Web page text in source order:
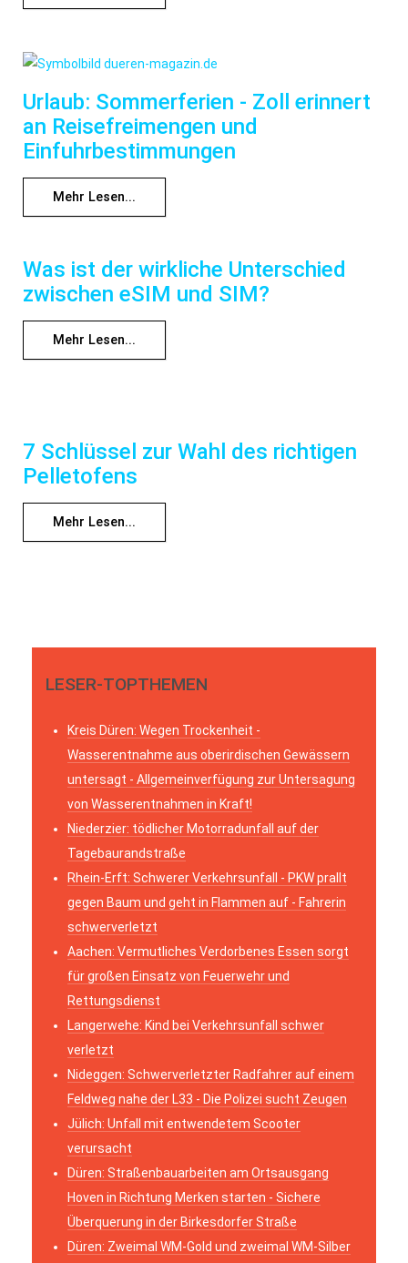
Urlaub: Sommerferien - Zoll erinnert
an Reisefreimengen und
Einfuhrbestimmungen
Mehr Lesen...
Was ist der wirkliche Unterschied
zwischen eSIM und SIM?
Mehr Lesen...
7 Schlüssel zur Wahl des richtigen
Pelletofens
Mehr Lesen...
LESER-TOPTHEMEN
Kreis Düren: Wegen Trockenheit -
Wasserentnahme aus oberirdischen Gewässern
untersagt - Allgemeinverfügung zur Untersagung
von Wasserentnahmen in Kraft!
Niederzier: tödlicher Motorradunfall auf der
Tagebaurandstraße
Rhein-Erft: Schwerer Verkehrsunfall - PKW prallt
gegen Baum und geht in Flammen auf - Fahrerin
schwerverletzt
Aachen: Vermutliches Verdorbenes Essen sorgt
für großen Einsatz von Feuerwehr und
Rettungsdienst
Langerwehe: Kind bei Verkehrsunfall schwer
verletzt
Nideggen: Schwerverletzter Radfahrer auf einem
Feldweg nahe der L33 - Die Polizei sucht Zeugen
Jülich: Unfall mit entwendetem Scooter
verursacht
Düren: Straßenbauarbeiten am Ortsausgang
Hoven in Richtung Merken starten - Sichere
Überquerung in der Birkesdorfer Straße
Düren: Zweimal WM-Gold und zweimal WM-Silber